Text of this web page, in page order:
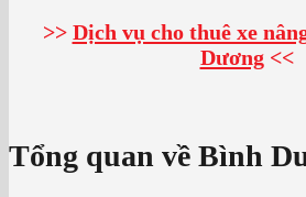
>> Dịch vụ cho thuê xe
Dương<<
Tổng quan về Bình